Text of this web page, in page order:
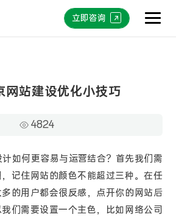
立即咨询
网站建设优化小技巧
4824
计如何更容易与运营结合？首先我们需
记住网站的颜色不能超过三种。在任
的用户都会很反感，点开你的网站后
们需要设置一个主色，比如网络公司